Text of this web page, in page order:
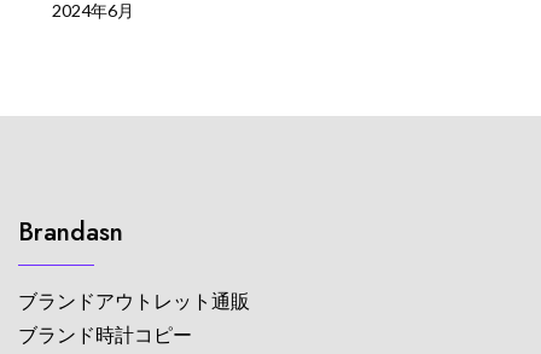
2024年6月
Brandasn
ブランドアウトレット通販
ブランド時計コピー